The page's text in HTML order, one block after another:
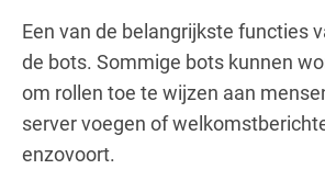
Een van de belangrijkste functies
de bots. Sommige bots kunnen
om rollen toe te wijzen aan
server voegen of
enzovoort.